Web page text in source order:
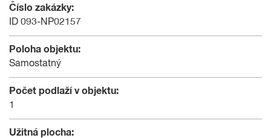
Číslo zakázky:
ID 093-NP02157
Poloha objektu:
Samostatný
Počet podlaží v objektu:
1
Užitná plocha: